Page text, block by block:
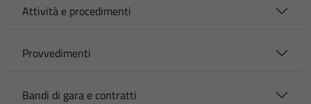
Attività e procedimenti
Provvedimenti
Bandi di gara e contratti